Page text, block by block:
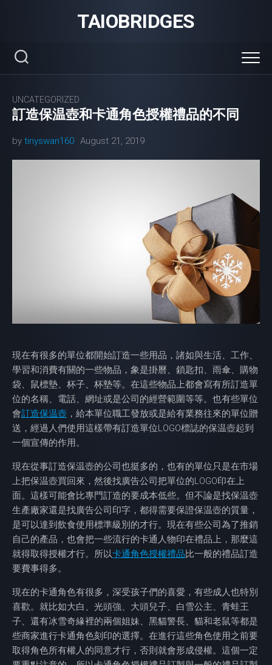
TAIOBRIDGES
UNCATEGORIZED
訂造保温壺和卡通角色授權禮品的不同
by tinyswan160 August 21, 2019
現在有很多的單位都開始訂造一些用品，諸如與生活、工作、
學習和消費有關的一些物品，象是掛曆、鎖匙扣、雨傘、購物
袋、鼠標墊、杯子、杯墊等。在這些物品上都會寫有所訂造單
位的名稱、電話、網址或是公司的經營範圍等等。也有些單位
會訂造保温壺 ，給本單位職工發放或是給有業務往來的單位贈
送，經過人們使用這樣帶有訂造單位LOGO標誌的保温壺起到
一個宣傳的作用。
現在從事訂造保温壺的公司也挺多的，也有的單位只是在市場
上把保温壺買回來，然後找廣告公司把單位的LOGO印在上
面。這樣可能會比專門訂造的要成本低些。但不論是找保温壺
生產廠家還是找廣告公司印字，都得需要保證保温壺的質量，
是可以達到飲食使用標準級別的才行。現在有些公司為了推銷
自己的產品，也會把一些流行的卡通人物印在禮品上，那麼這
就得取得授權才行。所以卡通角色授權禮品比一般的禮品訂造
要費事得多。
現在的卡通角色有很多，深受孩子們的喜愛，有些成人也特別
喜歡。就比如大白、光頭強、大頭兒子、白雪公主、青蛙王
子、還有冰雪奇緣裡的兩個姐妹、黑貓警長、貓和老鼠等都是
些商家進行卡通角色刻印的選擇。在進行這些角色使用之前要
取得角色所有權人的同意才行，否則就會形成侵權。這個一定